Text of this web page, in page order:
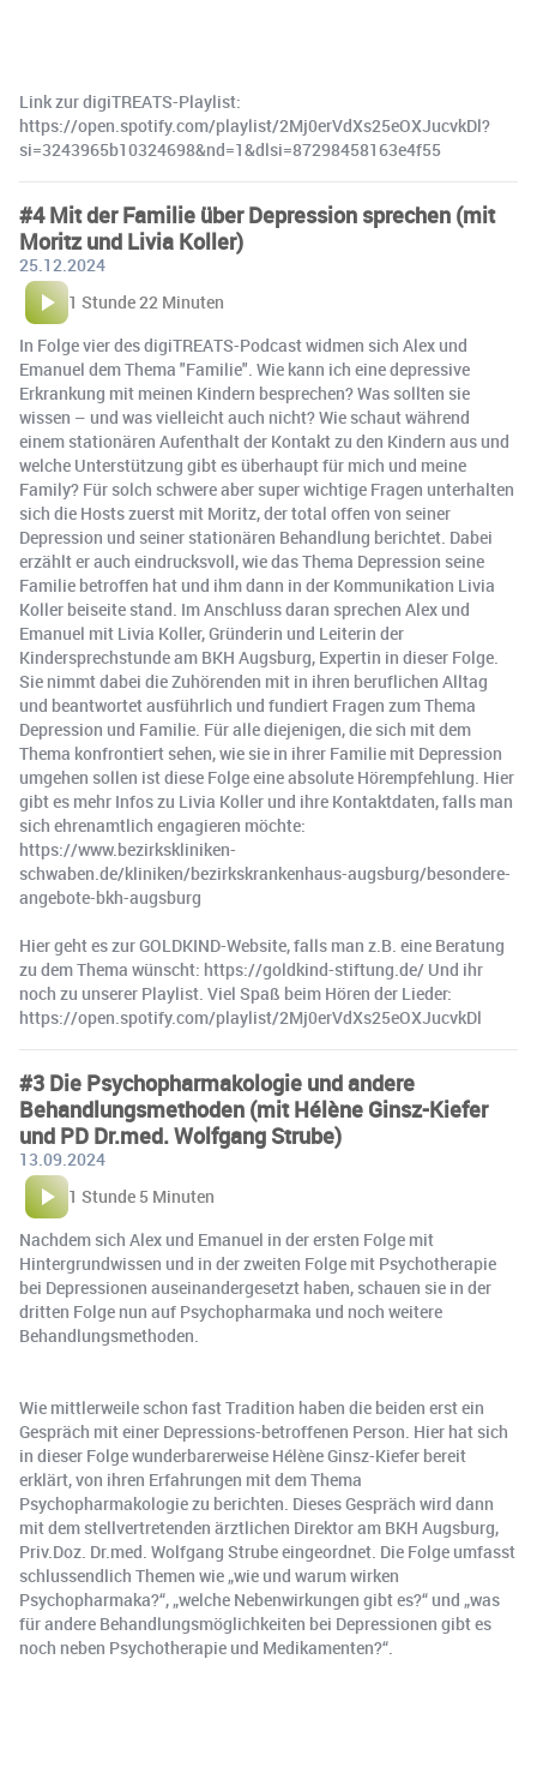
Link zur digiTREATS-Playlist:
https://open.spotify.com/playlist/2Mj0erVdXs25eOXJucvkDl?
si=3243965b10324698&nd=1&dlsi=87298458163e4f55
#4 Mit der Familie über Depression sprechen (mit
Moritz und Livia Koller)
25.12.2024
1 Stunde 22 Minuten
In Folge vier des digiTREATS-Podcast widmen sich Alex und
Emanuel dem Thema "Familie". Wie kann ich eine depressive
Erkrankung mit meinen Kindern besprechen? Was sollten sie
wissen – und was vielleicht auch nicht? Wie schaut während
einem stationären Aufenthalt der Kontakt zu den Kindern aus und
welche Unterstützung gibt es überhaupt für mich und meine
Family? Für solch schwere aber super wichtige Fragen unterhalten
sich die Hosts zuerst mit Moritz, der total offen von seiner
Depression und seiner stationären Behandlung berichtet. Dabei
erzählt er auch eindrucksvoll, wie das Thema Depression seine
Familie betroffen hat und ihm dann in der Kommunikation Livia
Koller beiseite stand. Im Anschluss daran sprechen Alex und
Emanuel mit Livia Koller, Gründerin und Leiterin der
Kindersprechstunde am BKH Augsburg, Expertin in dieser Folge.
Sie nimmt dabei die Zuhörenden mit in ihren beruflichen Alltag
und beantwortet ausführlich und fundiert Fragen zum Thema
Depression und Familie. Für alle diejenigen, die sich mit dem
Thema konfrontiert sehen, wie sie in ihrer Familie mit Depression
umgehen sollen ist diese Folge eine absolute Hörempfehlung. Hier
gibt es mehr Infos zu Livia Koller und ihre Kontaktdaten, falls man
sich ehrenamtlich engagieren möchte:
https://www.bezirkskliniken-
schwaben.de/kliniken/bezirkskrankenhaus-augsburg/besondere-
angebote-bkh-augsburg
Hier geht es zur GOLDKIND-Website, falls man z.B. eine Beratung
zu dem Thema wünscht: https://goldkind-stiftung.de/ Und ihr
noch zu unserer Playlist. Viel Spaß beim Hören der Lieder:
https://open.spotify.com/playlist/2Mj0erVdXs25eOXJucvkDl
#3 Die Psychopharmakologie und andere
Behandlungsmethoden (mit Hélène Ginsz-Kiefer
und PD Dr.med. Wolfgang Strube)
13.09.2024
1 Stunde 5 Minuten
Nachdem sich Alex und Emanuel in der ersten Folge mit
Hintergrundwissen und in der zweiten Folge mit Psychotherapie
bei Depressionen auseinandergesetzt haben, schauen sie in der
dritten Folge nun auf Psychopharmaka und noch weitere
Behandlungsmethoden.
Wie mittlerweile schon fast Tradition haben die beiden erst ein
Gespräch mit einer Depressions-betroffenen Person. Hier hat sich
in dieser Folge wunderbarerweise Hélène Ginsz-Kiefer bereit
erklärt, von ihren Erfahrungen mit dem Thema
Psychopharmakologie zu berichten. Dieses Gespräch wird dann
mit dem stellvertretenden ärztlichen Direktor am BKH Augsburg,
Priv.Doz. Dr.med. Wolfgang Strube eingeordnet. Die Folge umfasst
schlussendlich Themen wie „wie und warum wirken
Psychopharmaka?“, „welche Nebenwirkungen gibt es?“ und „was
für andere Behandlungsmöglichkeiten bei Depressionen gibt es
noch neben Psychotherapie und Medikamenten?“.